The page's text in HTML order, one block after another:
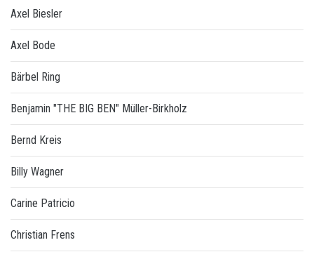
Axel Biesler
Axel Bode
Bärbel Ring
Benjamin "THE BIG BEN" Müller-Birkholz
Bernd Kreis
Billy Wagner
Carine Patricio
Christian Frens